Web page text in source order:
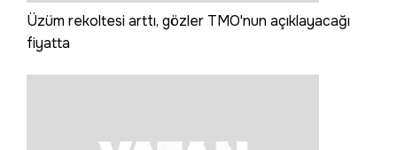
Üzüm rekoltesi arttı, gözler TMO'nun açıklayacağı
fiyatta